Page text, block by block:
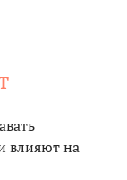
влияют на